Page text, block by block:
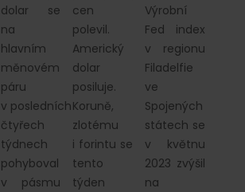
dolar se
na
hlavním
měnovém
páru
v posledních
čtyřech
týdnech
pohyboval
v pásmu
cen
polevil.
Americký
dolar
posiluje.
Koruně,
zlotému
i forintu se
tento
týden
Výrobní
Fed index
v regionu
Filadelfie
ve
Spojených
státech se
v květnu
2023 zvýšil
na